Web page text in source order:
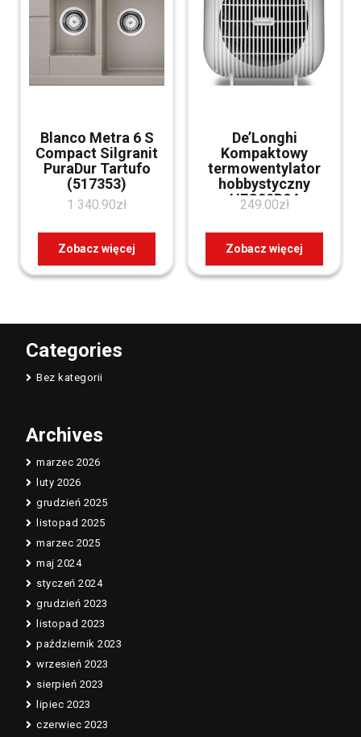
Blanco Metra 6 S
Compact Silgranit
PuraDur Tartufo
(517353)
1 340.90zł
Zobacz więcej
De’Longhi
Kompaktowy
termowentylator
hobbystyczny
HFS30B24
249.00zł
Zobacz więcej
Categories
Bez kategorii
Archives
marzec 2026
luty 2026
grudzień 2025
listopad 2025
marzec 2025
maj 2024
styczeń 2024
grudzień 2023
listopad 2023
październik 2023
wrzesień 2023
sierpień 2023
lipiec 2023
czerwiec 2023